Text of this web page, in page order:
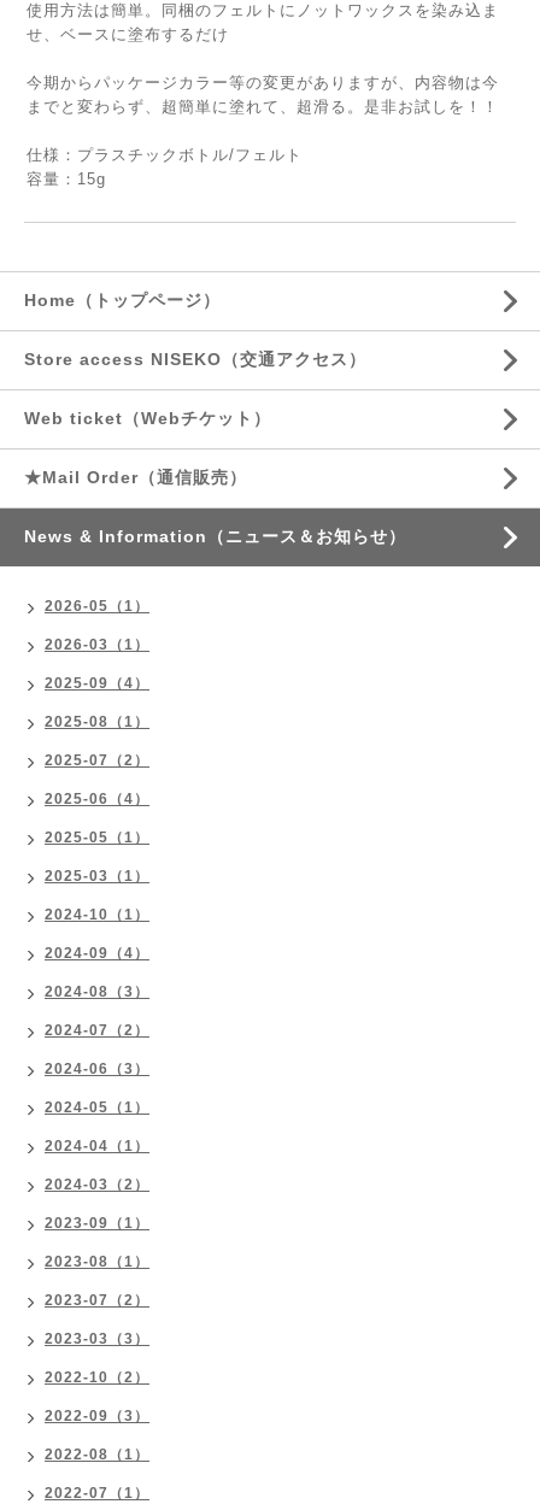
使用方法は簡単。同梱のフェルトにノットワックスを染み込ま
せ、ベースに塗布するだけ
今期からパッケージカラー等の変更がありますが、内容物は今
までと変わらず、超簡単に塗れて、超滑る。是非お試しを！！
仕様：プラスチックボトル/フェルト
容量：15g
Home（トップページ）
Store access NISEKO（交通アクセス）
Web ticket（Webチケット）
★Mail Order（通信販売）
News & Information（ニュース＆お知らせ）
2026-05（1）
2026-03（1）
2025-09（4）
2025-08（1）
2025-07（2）
2025-06（4）
2025-05（1）
2025-03（1）
2024-10（1）
2024-09（4）
2024-08（3）
2024-07（2）
2024-06（3）
2024-05（1）
2024-04（1）
2024-03（2）
2023-09（1）
2023-08（1）
2023-07（2）
2023-03（3）
2022-10（2）
2022-09（3）
2022-08（1）
2022-07（1）